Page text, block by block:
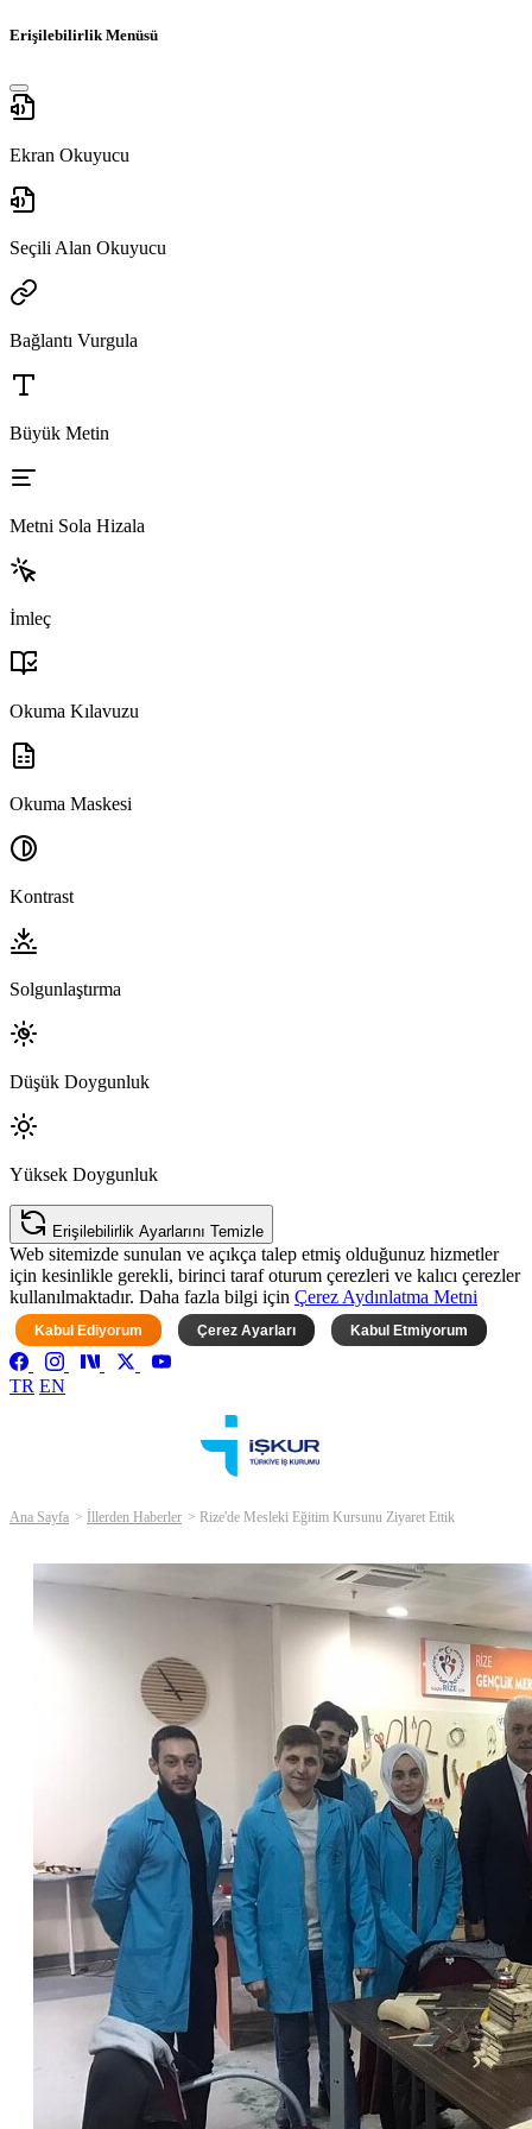
Erişilebilirlik Menüsü
Ekran Okuyucu
Seçili Alan Okuyucu
Bağlantı Vurgula
Büyük Metin
Metni Sola Hizala
İmleç
Okuma Kılavuzu
Okuma Maskesi
Kontrast
Solgunlaştırma
Düşük Doygunluk
Yüksek Doygunluk
Erişilebilirlik Ayarlarını Temizle
Web sitemizde sunulan ve açıkça talep etmiş olduğunuz hizmetler
için kesinlikle gerekli, birinci taraf oturum çerezleri ve kalıcı çerezler
kullanılmaktadır. Daha fazla bilgi için Çerez Aydınlatma Metni
Kabul Ediyorum Çerez Ayarları Kabul Etmiyorum
TR EN
Ana Sayfa İllerden Haberler Rize'de Mesleki Eğitim Kursunu Ziyaret Ettik